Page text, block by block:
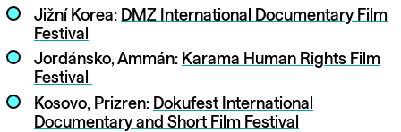
Jižní Korea: DMZ International Documentary Film
Festival
Jordánsko, Ammán: Karama Human Rights Film
Festival
Kosovo, Prizren: Dokufest International
Documentary and Short Film Festival